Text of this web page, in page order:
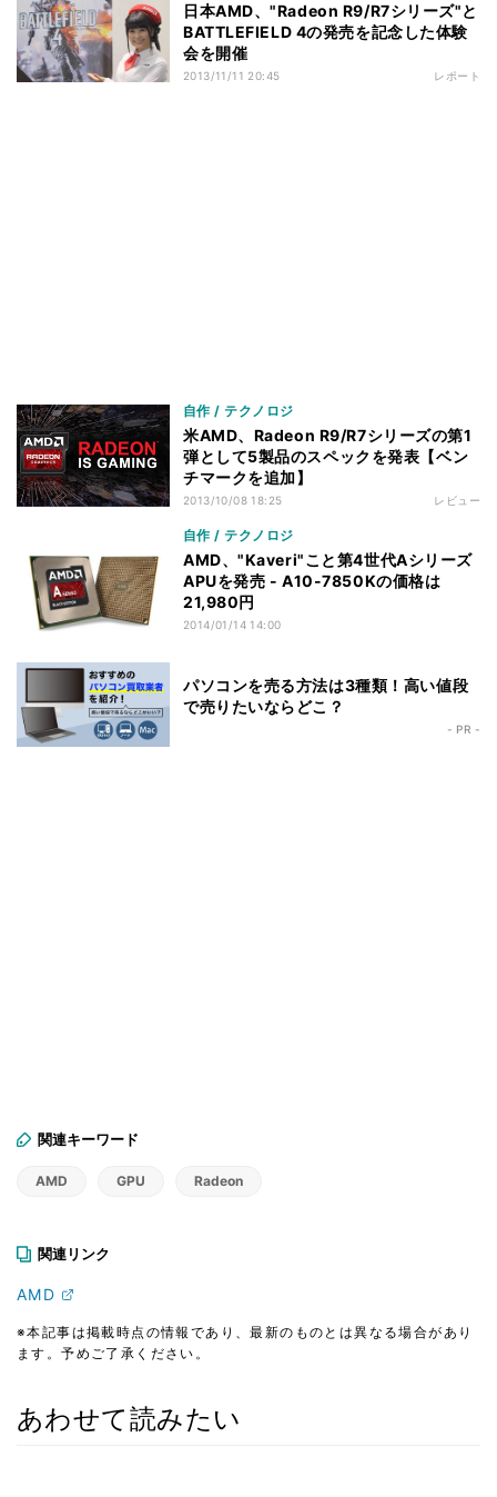
日本AMD、"Radeon R9/R7シリーズ"と
BATTLEFIELD 4の発売を記念した体験
会を開催
2013/11/11 20:45 レポート
自作 / テクノロジ
米AMD、Radeon R9/R7シリーズの第1
弾として5製品のスペックを発表【ベン
チマークを追加】
2013/10/08 18:25 レビュー
自作 / テクノロジ
AMD、"Kaveri"こと第4世代Aシリーズ
APUを発売 - A10-7850Kの価格は
21,980円
2014/01/14 14:00
パソコンを売る方法は3種類！高い値段
で売りたいならどこ？
- PR -
関連キーワード
AMD GPU Radeon
関連リンク
AMD
※本記事は掲載時点の情報であり、最新のものとは異なる場合があり
ます。予めご了承ください。
あわせて読みたい